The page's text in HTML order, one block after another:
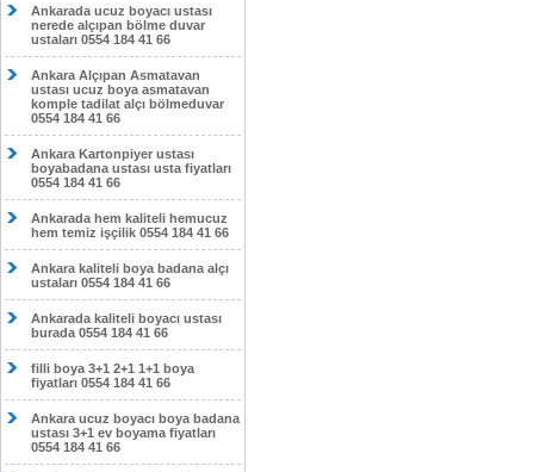
Ankarada ucuz boyacı ustası
nerede alçıpan bölme duvar
ustaları 0554 184 41 66
Ankara Alçıpan Asmatavan
ustası ucuz boya asmatavan
komple tadilat alçı bölmeduvar
0554 184 41 66
Ankara Kartonpiyer ustası
boyabadana ustası usta fiyatları
0554 184 41 66
Ankarada hem kaliteli hemucuz
hem temiz işçilik 0554 184 41 66
Ankara kaliteli boya badana alçı
ustaları 0554 184 41 66
Ankarada kaliteli boyacı ustası
burada 0554 184 41 66
filli boya 3+1 2+1 1+1 boya
fiyatları 0554 184 41 66
Ankara ucuz boyacı boya badana
ustası 3+1 ev boyama fiyatları
0554 184 41 66